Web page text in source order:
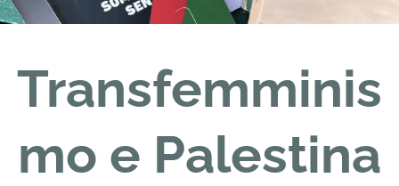
Transfemminis
mo e Palestina